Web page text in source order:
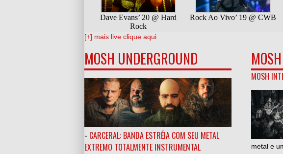
[+] mais live clique aqui
MOSH UNDERGROUND
- CARCERAL: BANDA ESTRÉIA COM SEU METAL
EXTREMO TOTALMENTE INSTRUMENTAL
MOSH
metal e